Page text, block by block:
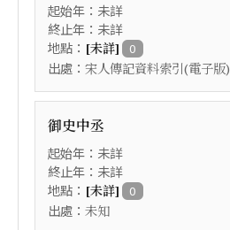
起始年：未詳
終止年：未詳
地點： [未詳] 0
出處： 宋人傳記資料索引(電子版)
御史中丞
起始年：未詳
終止年：未詳
地點： [未詳] 0
出處： 未知